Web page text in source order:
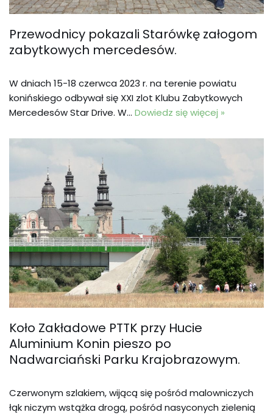
Przewodnicy pokazali Starówkę załogom
zabytkowych mercedesów.
W dniach 15-18 czerwca 2023 r. na terenie powiatu
konińskiego odbywał się XXI zlot Klubu Zabytkowych
Mercedesów Star Drive. W… Dowiedz się więcej »
Koło Zakładowe PTTK przy Hucie
Aluminium Konin pieszo po
Nadwarciański Parku Krajobrazowym.
Czerwonym szlakiem, wijącą się pośród malowniczych
łąk niczym wstążka drogą, pośród nasyconych zielenią